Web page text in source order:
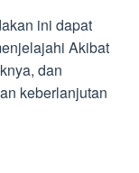
ini dapat
Akibat
dan
keberlanjutan